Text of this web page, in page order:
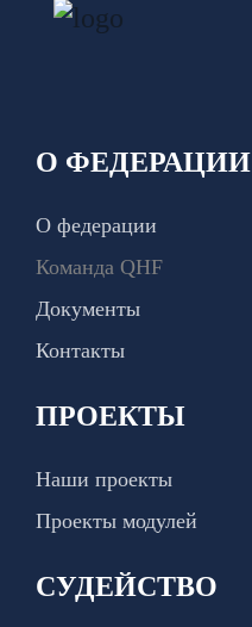
О ФЕДЕРАЦИИ
О федерации
Команда QHF
Документы
Контакты
ПРОЕКТЫ
Наши проекты
Проекты модулей
СУДЕЙСТВО